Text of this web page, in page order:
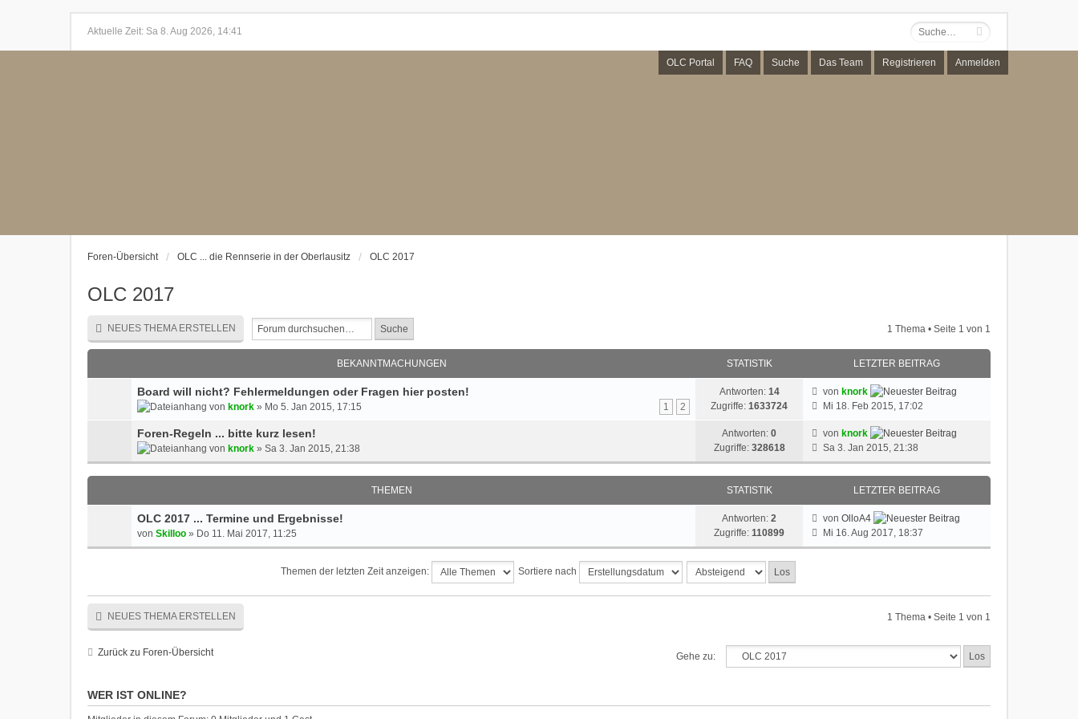
Aktuelle Zeit: Sa 8. Aug 2026, 14:41
OLC Portal FAQ Suche Das Team Registrieren Anmelden
Foren-Übersicht OLC ... die Rennserie in der Oberlausitz OLC 2017
OLC 2017
NEUES THEMA ERSTELLEN 1 Thema • Seite 1 von 1
BEKANNTMACHUNGEN STATISTIK LETZTER BEITRAG
Board will nicht? Fehlermeldungen oder Fragen hier posten!
1 2
von knork » Mo 5. Jan 2015, 17:15
Antworten: 14
Zugriffe: 1633724
von knork
Mi 18. Feb 2015, 17:02
Foren-Regeln ... bitte kurz lesen!
von knork » Sa 3. Jan 2015, 21:38
Antworten: 0
Zugriffe: 328618
von knork
Sa 3. Jan 2015, 21:38
THEMEN STATISTIK LETZTER BEITRAG
OLC 2017 ... Termine und Ergebnisse!
von Skilloo » Do 11. Mai 2017, 11:25
Antworten: 2
Zugriffe: 110899
vonOlloA4
Mi 16. Aug 2017, 18:37
Themen der letzten Zeit anzeigen: Sortiere nach
NEUES THEMA ERSTELLEN 1 Thema • Seite 1 von 1
Zurück zu Foren-Übersicht Gehe zu:
WER IST ONLINE?